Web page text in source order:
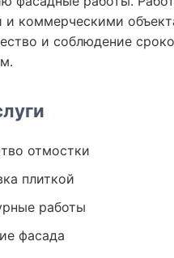
и коммерческими
и соблюдение
отмостки
плиткой
работы
фасада